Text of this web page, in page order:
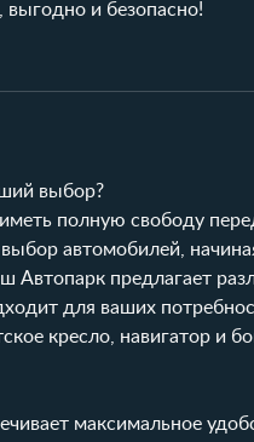
и безопасно!
выбор?
полную свободу
автомобилей,
Автопарк предлагает
для ваших
кресло, навигатор и
максимальное